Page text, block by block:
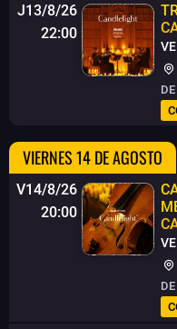
J13/8/26
22:00
VIERNES 14 DE AGOSTO
V14/8/26
20:00